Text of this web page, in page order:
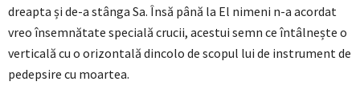
dreapta și de-a stânga Sa. Însă până la El nimeni n-a acordat
vreo însemnătate specială crucii, acestui semn ce întâlnește o
verticală cu o orizontală dincolo de scopul lui de instrument de
pedepsire cu moartea.